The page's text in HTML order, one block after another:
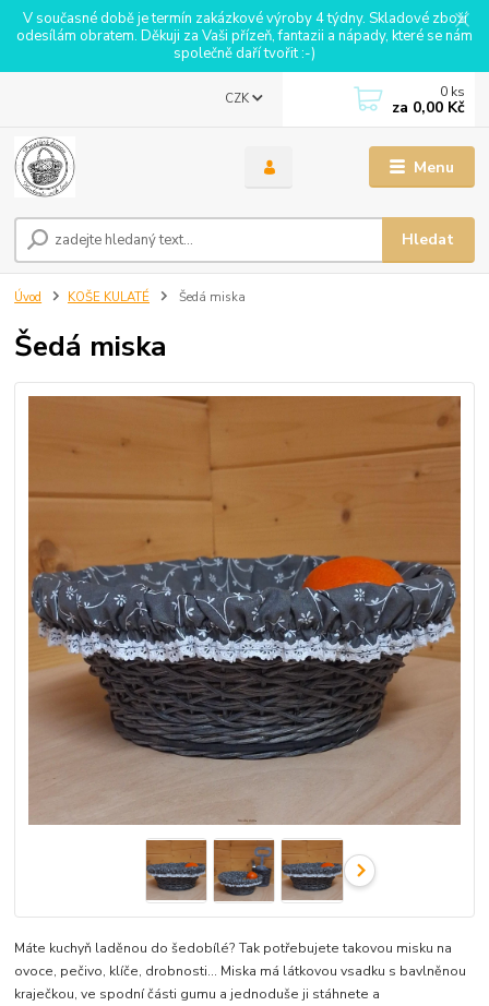
V současné době je termín zakázkové výroby 4 týdny. Skladové zboží
odesílám obratem. Děkuji za Vaši přízeň, fantazii a nápady, které se nám
společně daří tvořit :-)
Menu
CZK
Hledat
0 ks
za 0,00 Kč
Úvod KOŠE KULATÉ Šedá miska
Šedá miska
Máte kuchyň laděnou do šedobílé? Tak potřebujete takovou misku na
ovoce, pečivo, klíče, drobnosti... Miska má látkovou vsadku s bavlněnou
kraječkou, ve spodní části gumu a jednoduše ji stáhnete a